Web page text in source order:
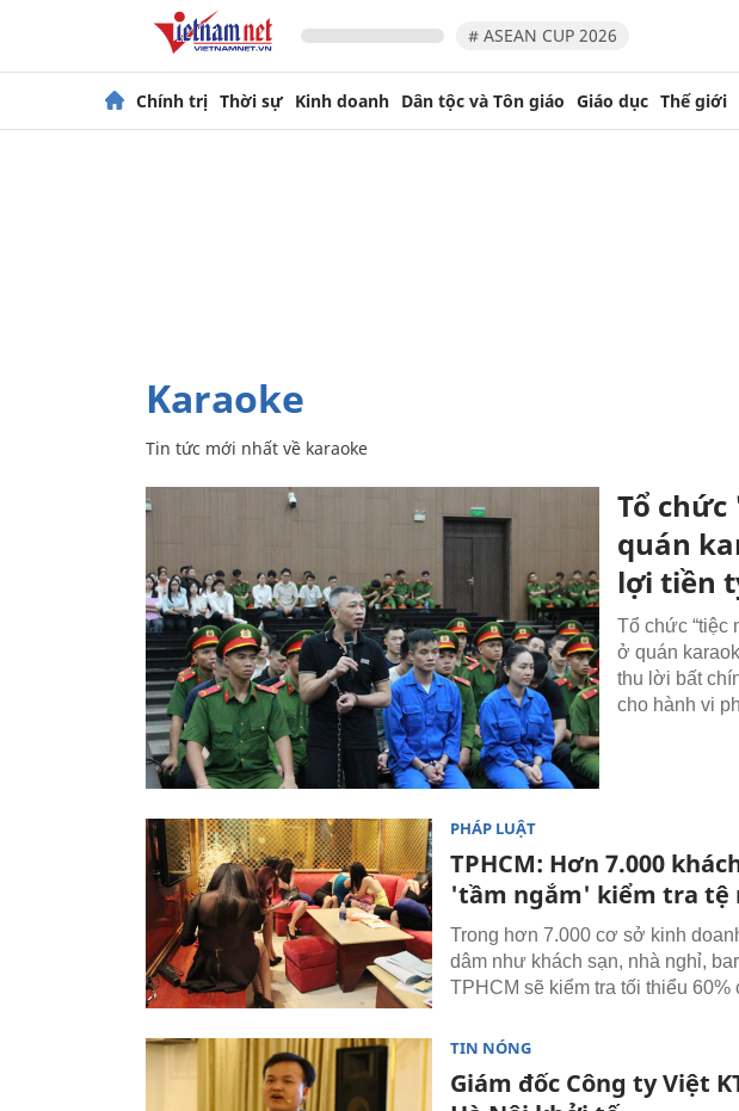
# ASEAN CUP 2026
Chính trị Thời sự Kinh doanh Dân tộc và Tôn giáo Giáo dục Thế giới
karaoke
Tin tức mới nhất về karaoke
Tổ
quán
lợi tiền
Tổ chức “tiệc
ở quán
thu lời bất
cho hành vi
PHÁP LUẬT
TPHCM: Hơn 7.000
'tầm ngắm' kiểm tra tệ
Trong hơn 7.000 cơ sở kinh
dâm như khách sạn, nhà nghỉ,
TPHCM sẽ kiểm tra tối thiểu 60%
TIN NÓNG
Giám đốc Công ty Việt